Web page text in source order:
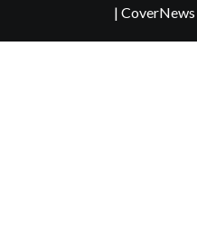
| CoverNews